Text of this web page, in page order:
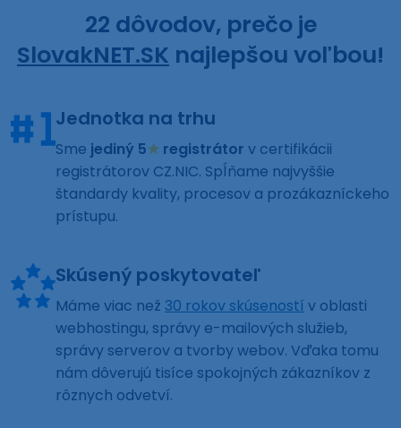
22 dôvodov, prečo je
SlovakNET.SK najlepšou voľbou!
Jednotka na trhu
Sme jediný 5★ registrátor v certifikácii
registrátorov CZ.NIC. Spĺňame najvyššie
štandardy kvality, procesov a prozákazníckeho
prístupu.
Skúsený poskytovateľ
Máme viac než 30 rokov skúseností v oblasti
webhostingu, správy e-mailových služieb,
správy serverov a tvorby webov. Vďaka tomu
nám dôverujú tisíce spokojných zákazníkov z
rôznych odvetví.